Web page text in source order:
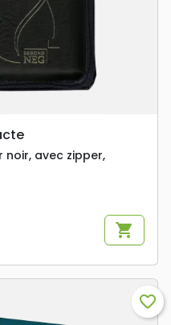
avec zipper,
shopping_cart
favorite_border